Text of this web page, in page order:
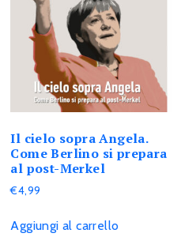
Il cielo sopra Angela.
Come Berlino si prepara
al post-Merkel
€4,99
Aggiungi al carrello